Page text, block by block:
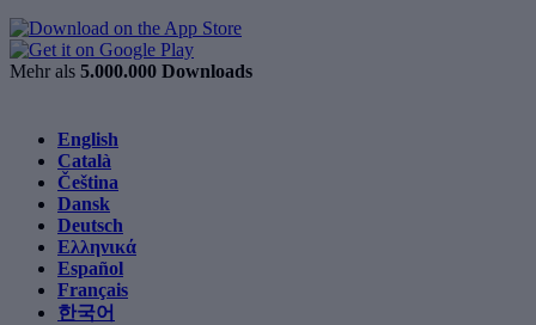
Mehr als 5.000.000 Downloads
English
Català
Čeština
Dansk
Deutsch
Ελληνικά
Español
Français
한국어